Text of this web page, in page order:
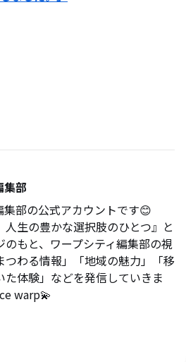
集部
集部の公式アカウントです😊
人生の豊かな選択肢のひとつ』と
のもと、ワープシティ編集部の視
つわる情報」「地域の魅力」「移
た体験」などを発信していきま
warp💫